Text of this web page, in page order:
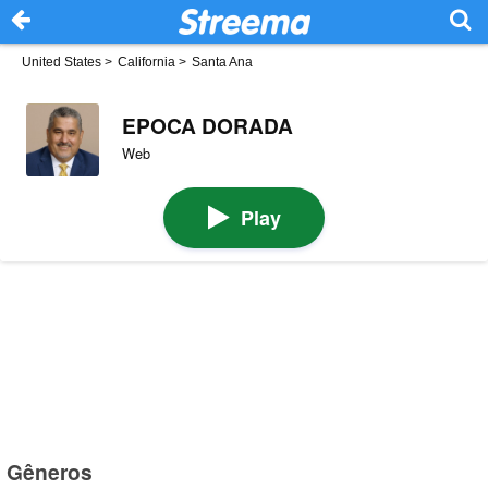
United States > California > Santa Ana
EPOCA DORADA
Web
Play
Gêneros